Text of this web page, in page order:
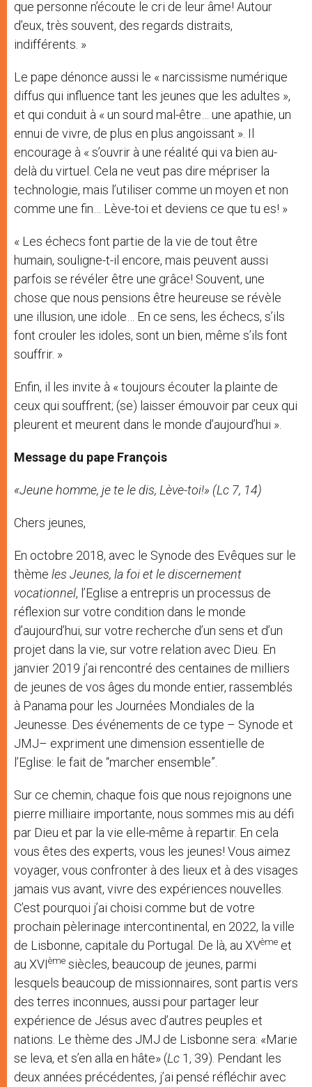
que personne n’écoute le cri de leur âme! Autour
d’eux, très souvent, des regards distraits,
indifférents. »
Le pape dénonce aussi le « narcissisme numérique
diffus qui influence tant les jeunes que les adultes »,
et qui conduit à « un sourd mal-être… une apathie, un
ennui de vivre, de plus en plus angoissant ». Il
encourage à « s’ouvrir à une réalité qui va bien au-
delà du virtuel. Cela ne veut pas dire mépriser la
technologie, mais l’utiliser comme un moyen et non
comme une fin… Lève-toi et deviens ce que tu es! »
« Les échecs font partie de la vie de tout être
humain, souligne-t-il encore, mais peuvent aussi
parfois se révéler être une grâce! Souvent, une
chose que nous pensions être heureuse se révèle
une illusion, une idole… En ce sens, les échecs, s’ils
font crouler les idoles, sont un bien, même s’ils font
souffrir. »
Enfin, il les invite à « toujours écouter la plainte de
ceux qui souffrent; (se) laisser émouvoir par ceux qui
pleurent et meurent dans le monde d’aujourd’hui ».
Message du pape François
«Jeune homme, je te le dis, Lève-toi!» (Lc 7, 14)
Chers jeunes,
En octobre 2018, avec le Synode des Evêques sur le
thème les Jeunes, la foi et le discernement
vocationnel, l’Eglise a entrepris un processus de
réflexion sur votre condition dans le monde
d’aujourd’hui, sur votre recherche d’un sens et d’un
projet dans la vie, sur votre relation avec Dieu. En
janvier 2019 j’ai rencontré des centaines de milliers
de jeunes de vos âges du monde entier, rassemblés
à Panama pour les Journées Mondiales de la
Jeunesse. Des événements de ce type – Synode et
JMJ– expriment une dimension essentielle de
l’Eglise: le fait de “marcher ensemble”.
Sur ce chemin, chaque fois que nous rejoignons une
pierre milliaire importante, nous sommes mis au défi
par Dieu et par la vie elle-même à repartir. En cela
vous êtes des experts, vous les jeunes! Vous aimez
voyager, vous confronter à des lieux et à des visages
jamais vus avant, vivre des expériences nouvelles.
C’est pourquoi j’ai choisi comme but de votre
prochain pèlerinage intercontinental, en 2022, la ville
de Lisbonne, capitale du Portugal. De là, au XVème et
au XVIème siècles, beaucoup de jeunes, parmi
lesquels beaucoup de missionnaires, sont partis vers
des terres inconnues, aussi pour partager leur
expérience de Jésus avec d’autres peuples et
nations. Le thème des JMJ de Lisbonne sera: «Marie
se leva, et s’en alla en hâte» (Lc 1, 39). Pendant les
deux années précédentes, j’ai pensé réfléchir avec